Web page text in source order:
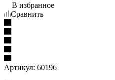
В избранное
Сравнить
Артикул: 60196